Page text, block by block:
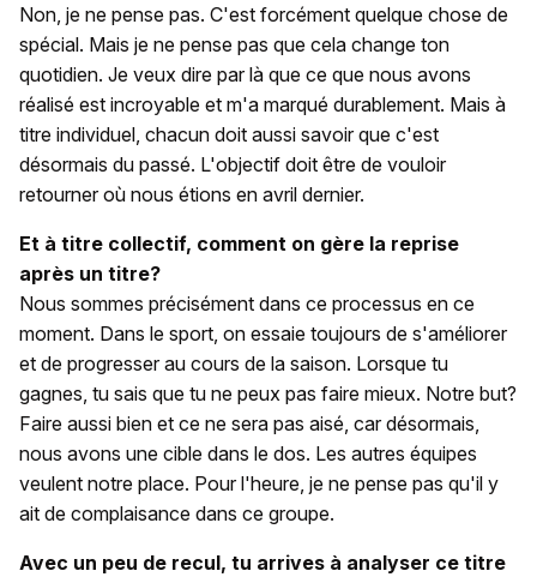
Non, je ne pense pas. C'est forcément quelque chose de
spécial. Mais je ne pense pas que cela change ton
quotidien. Je veux dire par là que ce que nous avons
réalisé est incroyable et m'a marqué durablement. Mais à
titre individuel, chacun doit aussi savoir que c'est
désormais du passé. L'objectif doit être de vouloir
retourner où nous étions en avril dernier.
Et à titre collectif, comment on gère la reprise
après un titre?
Nous sommes précisément dans ce processus en ce
moment. Dans le sport, on essaie toujours de s'améliorer
et de progresser au cours de la saison. Lorsque tu
gagnes, tu sais que tu ne peux pas faire mieux. Notre but?
Faire aussi bien et ce ne sera pas aisé, car désormais,
nous avons une cible dans le dos. Les autres équipes
veulent notre place. Pour l'heure, je ne pense pas qu'il y
ait de complaisance dans ce groupe.
Avec un peu de recul, tu arrives à analyser ce titre